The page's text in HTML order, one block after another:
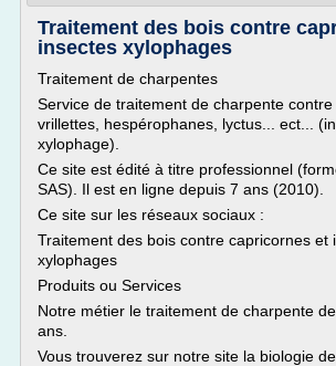
Traitement des bois contre
insectes xylophages
Traitement de charpentes
Service de traitement de charpente contre
vrillettes, hespérophanes, lyctus... ect...
xylophage).
Ce site est édité à titre professionnel
SAS). Il est en ligne depuis 7 ans (2010).
Ce site sur les réseaux sociaux :
Traitement des bois contre capricornes et
xylophages
Produits ou Services
Notre métier le traitement de charpente
ans.
Vous trouverez sur notre site la biologie